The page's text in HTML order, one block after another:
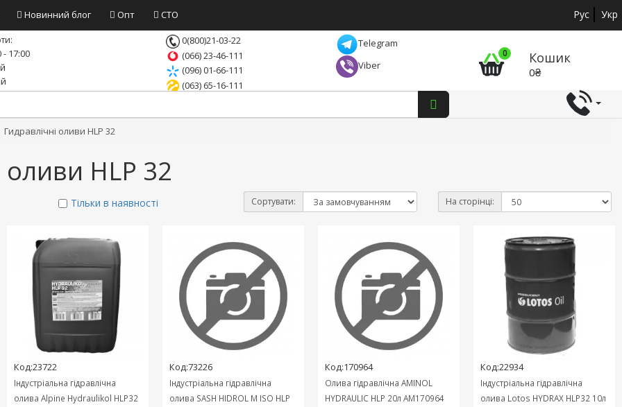
Новинний блог Опт СТО Рус Укр
17:00
0(800)21-03-22
(066) 23-46-111
(096) 01-66-111
(063) 65-16-111
Telegram
Viber
0 Кошик
0₴
Гидравлічні оливи HLP 32
оливи HLP 32
Тільки в наявності Сортувати: На сторінці:
Код:23722
Індустріальна гідравлічна
олива Alpine Hydraulikol HLP32
Код:73226
Індустріальна гідравлічна
олива SASH HIDROL M ISO HLP
Код:170964
Олива гідравлічна AMINOL
HYDRAULIC HLP 20л АМ170964
Код:22934
Індустріальна гідравлічна
олива Lotos HYDRAX HLP32 10л